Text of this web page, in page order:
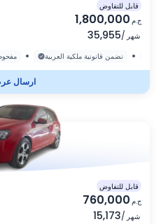
قابل للتفاوض
1,800,000 ج.م
35,955/ شهر
• نضمن قانونية ملكية العربية •
ارسال
قابل للتفاوض
760,000 ج.م
15,173/ شهر